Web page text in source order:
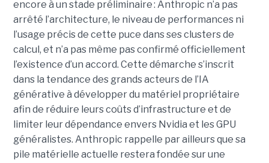
encore à un stade préliminaire : Anthropic n’a pas
arrêté l’architecture, le niveau de performances ni
l’usage précis de cette puce dans ses clusters de
calcul, et n’a pas même pas confirmé officiellement
l’existence d’un accord. Cette démarche s’inscrit
dans la tendance des grands acteurs de l’IA
générative à développer du matériel propriétaire
afin de réduire leurs coûts d’infrastructure et de
limiter leur dépendance envers Nvidia et les GPU
généralistes. Anthropic rappelle par ailleurs que sa
pile matérielle actuelle restera fondée sur une